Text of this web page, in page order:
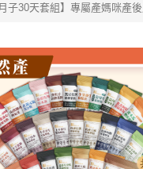
月子30天套組】專屬產媽咪產